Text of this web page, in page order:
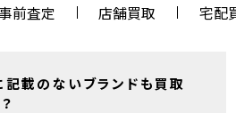
前査定 店舗買取 宅配
記載のないブランドも買取